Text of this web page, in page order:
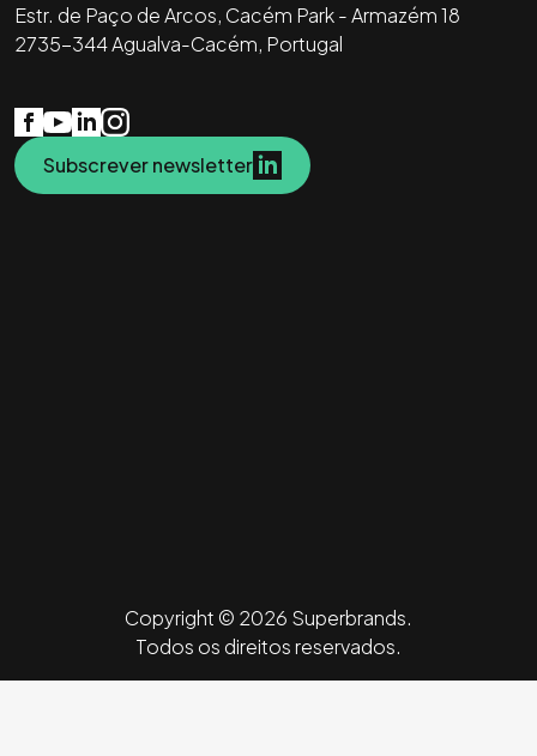
Estr. de Paço de Arcos, Cacém Park - Armazém 18
2735-344 Agualva-Cacém, Portugal
Subscrever newsletter
Copyright © 2026 Superbrands.
Todos os direitos reservados.